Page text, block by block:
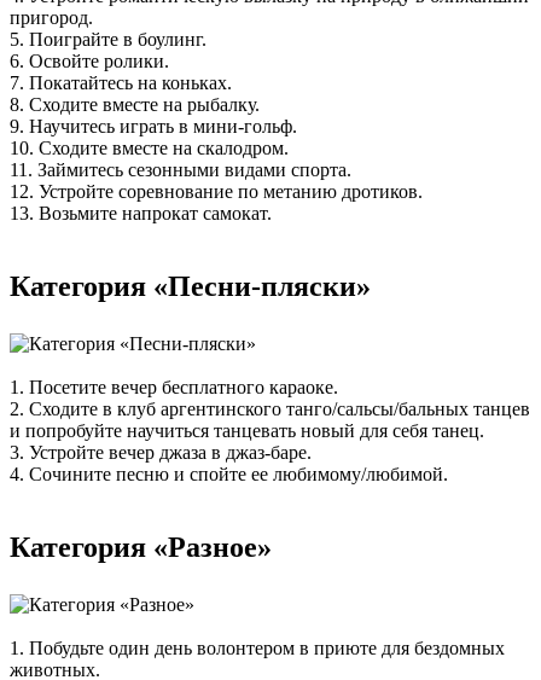
пригород.
5. Поиграйте в боулинг.
6. Освойте ролики.
7. Покатайтесь на коньках.
8. Сходите вместе на рыбалку.
9. Научитесь играть в мини-гольф.
10. Сходите вместе на скалодром.
11. Займитесь сезонными видами спорта.
12. Устройте соревнование по метанию дротиков.
13. Возьмите напрокат самокат.
Категория «Песни-пляски»
1. Посетите вечер бесплатного караоке.
2. Сходите в клуб аргентинского танго/сальсы/бальных танцев
и попробуйте научиться танцевать новый для себя танец.
3. Устройте вечер джаза в джаз-баре.
4. Сочините песню и спойте ее любимому/любимой.
Категория «Разное»
1. Побудьте один день волонтером в приюте для бездомных
животных.